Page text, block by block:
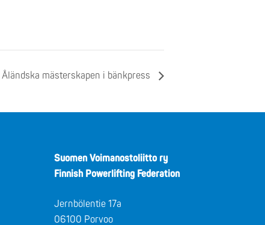
Åländska mästerskapen i bänkpress
Suomen Voimanostoliitto ry
Finnish Powerlifting Federation
Jernbölentie 17a
06100 Porvoo